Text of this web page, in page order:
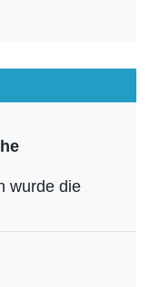
wurde die